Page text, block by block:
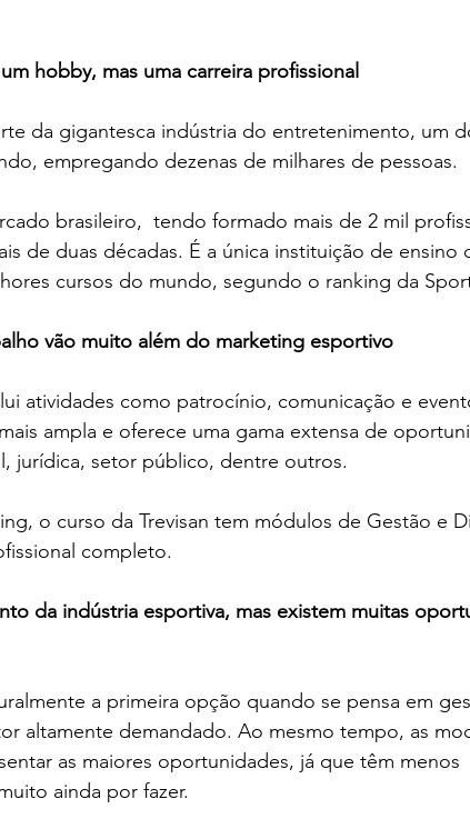
hobby, mas uma carreira profissional
da gigantesca indústria do entretenimento, um
empregando dezenas de milhares de pessoas.
brasileiro,  tendo formado mais de 2 mil
de duas décadas. É a única instituição de ensino
cursos do mundo, segundo o ranking da
vão muito além do marketing esportivo
atividades como patrocínio, comunicação e
ampla e oferece uma gama extensa de
jurídica, setor público, dentre outros.
o curso da Trevisan tem módulos de Gestão e
completo.
da indústria esportiva, mas existem muitas
a primeira opção quando se pensa em
altamente demandado. Ao mesmo tempo, as
as maiores oportunidades, já que têm menos
ainda por fazer.